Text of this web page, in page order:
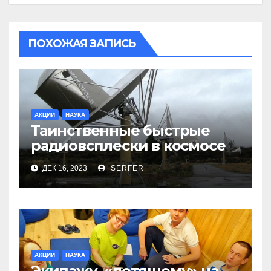
ПОХОЖАЯ ЗАПИСЬ
АКЦИИ НАУКА
Таинственные быстрые
радиовсплески в космосе
сделались все более
странными
ДЕК 16, 2023 SERFER
АКЦИИ НАУКА